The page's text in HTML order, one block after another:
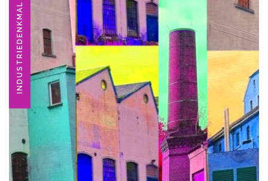
INDUSTRIEDENKMAL